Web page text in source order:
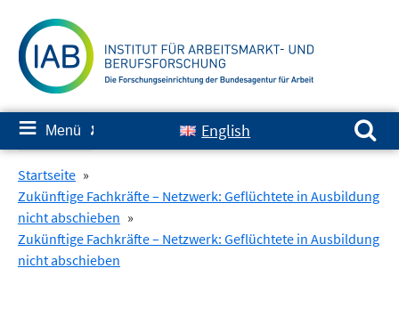
zum
Inhalt
≡ Menü ✘ English
Suchen nach:
Startseite »
Zukünftige Fachkräfte – Netzwerk: Geflüchtete in Ausbildung
nicht abschieben »
Zukünftige Fachkräfte – Netzwerk: Geflüchtete in Ausbildung
nicht abschieben